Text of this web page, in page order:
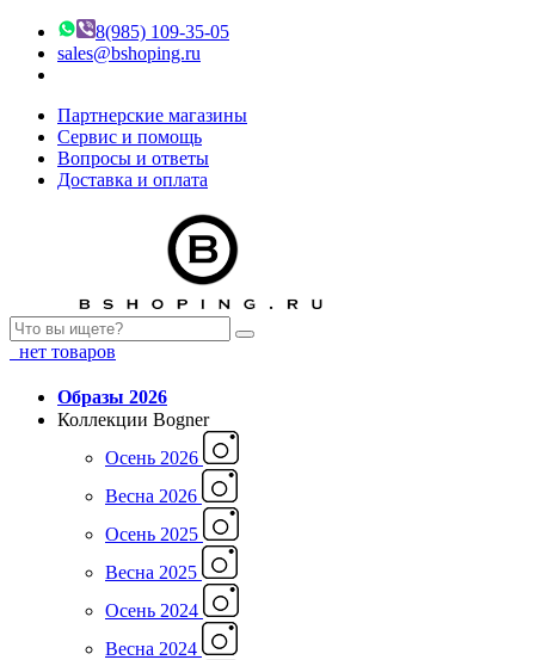
8(985) 109-35-05
sales@bshoping.ru
Партнерские магазины
Сервис и помощь
Вопросы и ответы
Доставка и оплата
нет товаров
Образы 2026
Коллекции Bogner
Осень 2026
Весна 2026
Осень 2025
Весна 2025
Осень 2024
Весна 2024